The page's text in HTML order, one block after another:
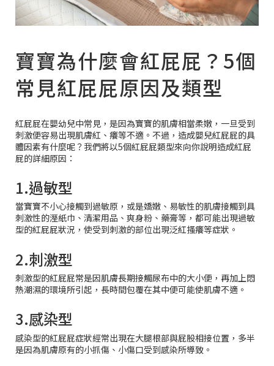
寶寶為什麼會紅屁屁？5個
常見紅屁屁原因及類型
紅屁屁在嬰幼兒中常見，是因為寶寶的肌膚相當柔嫩，一旦受到
刺激便容易出現肌膚紅、癢等不適。不過，造成嬰兒紅屁屁的具
體因素有什麼呢？我們將以5個紅屁屁類型來向你說明造成紅屁
屁的詳細原因：
1.過敏型
當寶寶不小心接觸到過敏原，或是嬌嫩、易敏性的肌膚接觸到具
刺激性的溼紙巾、清潔用品、爽身粉、藥膏等，都可能出現過敏
型的紅屁屁狀況，使受到刺激的部位出現泛紅搔癢等症狀。
2.刺激型
刺激型的紅屁屁常是因肌膚長期接觸尿布中的大小便，再加上悶
熱潮濕的環境所引起，長時間包覆在其中便可能使肌膚不適。
3.感染型
感染型的紅屁屁症狀經常出現在大腿根部與屁股相接位置，多半
是因為肌膚原有的小抓傷、小傷口受到感染所導致。